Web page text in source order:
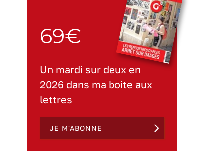
69€
Un mardi sur deux en
2026 dans ma boite aux
lettres
JE M'ABONNE